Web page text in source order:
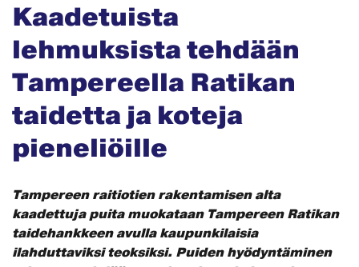
Kaadetuista
lehmuksista tehdään
Tampereella Ratikan
taidetta ja koteja
pieneliöille
Tampereen raitiotien rakentamisen alta
kaadettuja puita muokataan Tampereen Ratikan
taidehankkeen avulla kaupunkilaisia
ilahduttaviksi teoksiksi. Puiden hyödyntäminen